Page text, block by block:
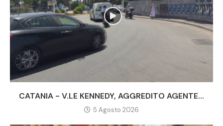
CATANIA - V.LE KENNEDY, AGGREDITO AGENTE...
5 Agosto 2026